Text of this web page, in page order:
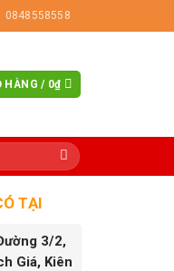
0848558558
HÀNG / 0₫
TẠI
3/2,
Giá, Kiên